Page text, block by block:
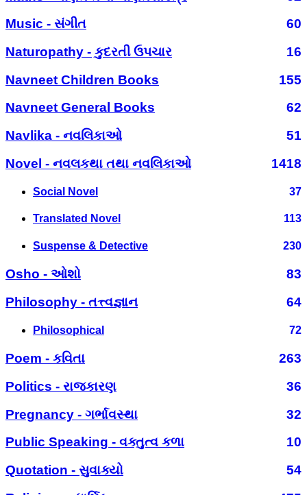
Music - સંગીત
60
Naturopathy - કુદરતી ઉપચાર
16
Navneet Children Books
155
Navneet General Books
62
Navlika - નવલિકાઓ
51
Novel - નવલકથા તથા નવલિકાઓ
1418
Social Novel 37
Translated Novel 113
Suspense & Detective 230
Osho - ઓશો
83
Philosophy - તત્ત્વજ્ઞાન
64
Philosophical 72
Poem - કવિતા
263
Politics - રાજકારણ
36
Pregnancy - ગર્ભાવસ્થા
32
Public Speaking - વક્તુત્વ કળા
10
Quotation - સુવાક્યો
54